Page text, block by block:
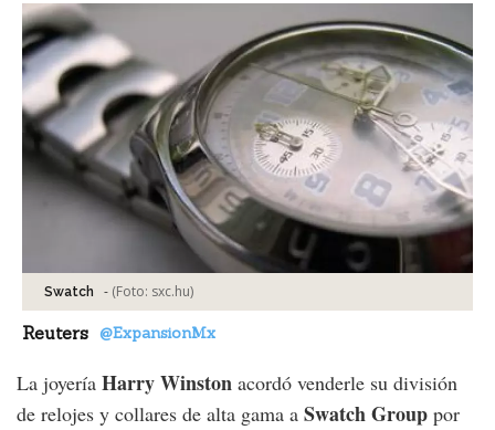
Swatch - (Foto: sxc.hu)
Reuters @ExpansionMx
La joyería Harry Winston acordó venderle su división
de relojes y collares de alta gama a Swatch Group por